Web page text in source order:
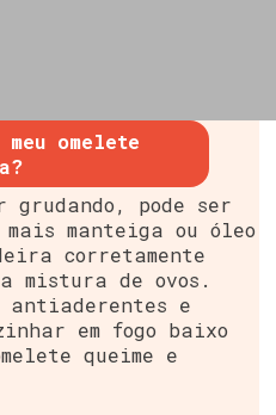
omelete
grudando, pode ser
manteiga ou óleo
corretamente
mistura de ovos.
e
em fogo baixo
queime e